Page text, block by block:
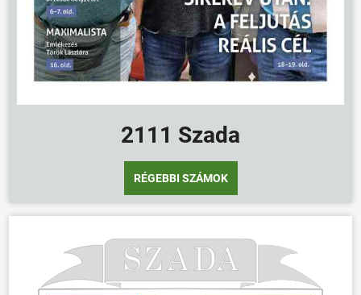
ÜGYINTÉZÉS
KÖZÖSSÉG
2111 Szada
RÉGEBBI SZÁMOK